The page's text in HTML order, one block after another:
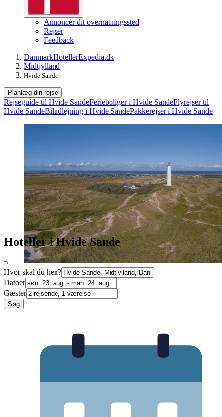
Annoncér dit overnatningssted
Rejser
Feedback
DanmarkHotellerExpedia.dk
Midtjylland
Hvide Sande
Planlæg din rejse
Rejseguide til Hvide SandeFerieboliger i Hvide SandeFlyrejser til
Hvide SandeBiludlejning i Hvide SandePakkerejser i Hvide Sande
Hoteller i Hvide Sande
Hvor skal du hen?
Datoer
Gæster
Søg